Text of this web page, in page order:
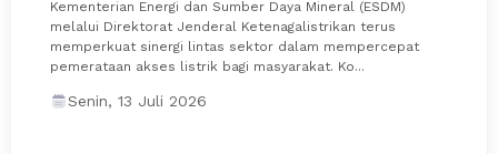
Kementerian Energi dan Sumber Daya Mineral (ESDM)
melalui Direktorat Jenderal Ketenagalistrikan terus
memperkuat sinergi lintas sektor dalam mempercepat
pemerataan akses listrik bagi masyarakat. Ko...
Senin, 13 Juli 2026